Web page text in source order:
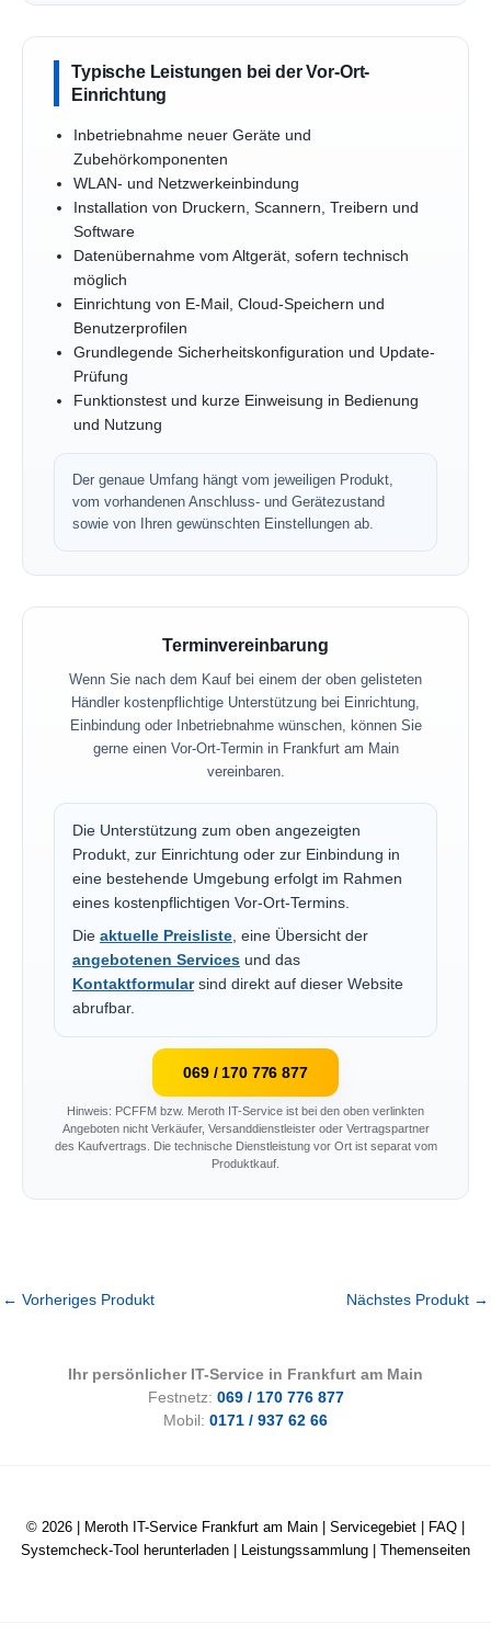
Typische Leistungen bei der Vor-Ort-
Einrichtung
Inbetriebnahme neuer Geräte und
Zubehörkomponenten
WLAN- und Netzwerkeinbindung
Installation von Druckern, Scannern, Treibern und
Software
Datenübernahme vom Altgerät, sofern technisch
möglich
Einrichtung von E-Mail, Cloud-Speichern und
Benutzerprofilen
Grundlegende Sicherheitskonfiguration und Update-
Prüfung
Funktionstest und kurze Einweisung in Bedienung
und Nutzung
Der genaue Umfang hängt vom jeweiligen Produkt,
vom vorhandenen Anschluss- und Gerätezustand
sowie von Ihren gewünschten Einstellungen ab.
Terminvereinbarung
Wenn Sie nach dem Kauf bei einem der oben gelisteten
Händler kostenpflichtige Unterstützung bei Einrichtung,
Einbindung oder Inbetriebnahme wünschen, können Sie
gerne einen Vor-Ort-Termin in Frankfurt am Main
vereinbaren.
Die Unterstützung zum oben angezeigten
Produkt, zur Einrichtung oder zur Einbindung in
eine bestehende Umgebung erfolgt im Rahmen
eines kostenpflichtigen Vor-Ort-Termins.
Die aktuelle Preisliste, eine Übersicht der
angebotenen Services und das
Kontaktformularsind direkt auf dieser Website
abrufbar.
069 / 170 776 877
Hinweis: PCFFM bzw. Meroth IT-Service ist bei den oben verlinkten
Angeboten nicht Verkäufer, Versanddienstleister oder Vertragspartner
des Kaufvertrags. Die technische Dienstleistung vor Ort ist separat vom
Produktkauf.
← Vorheriges Produkt Nächstes Produkt →
Ihr persönlicher IT-Service in Frankfurt am Main
Festnetz: 069 / 170 776 877
Mobil: 0171 / 937 62 66
© 2026 | Meroth IT-Service Frankfurt am Main Servicegebiet FAQ
Systemcheck-Tool herunterladen
Leistungssammlung Themenseiten